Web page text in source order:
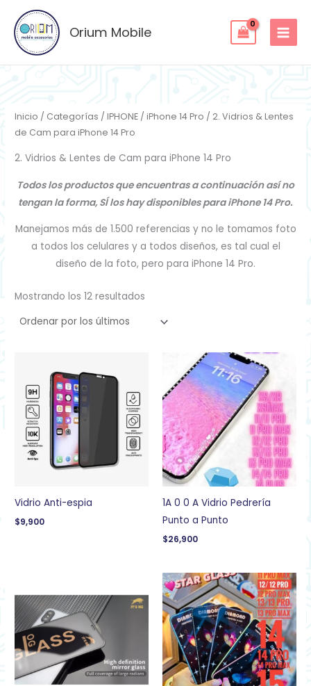
contenido
Orium Mobile
Inicio / Categorías /IPHONE /iPhone 14 Pro / 2. Vidrios & Lentes
de Cam para iPhone 14 Pro
2. Vidrios & Lentes de Cam para iPhone 14 Pro
Todos los productos que encuentras a continuación así no
tengan la forma, SÍ los hay disponibles para iPhone 14 Pro.
Manejamos más de 1.500 referencias y no le tomamos foto
a todos los celulares y a todos diseños, es tal cual el
diseño de la foto, pero para iPhone 14 Pro.
Mostrando los 12 resultados
últimos
Vidrio Anti-espia
$9,900
1A 0 0 A Vidrio Pedrería
Punto a Punto
$26,900